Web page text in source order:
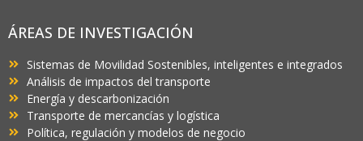
ÁREAS DE INVESTIGACIÓN
Sistemas de Movilidad Sostenibles, inteligentes e integrados
Análisis de impactos del transporte
Energía y descarbonización
Transporte de mercancías y logística
Política, regulación y modelos de negocio